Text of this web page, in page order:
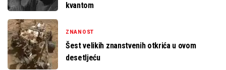
kvantom
ZNANOST
Šest velikih znanstvenih otkrića u ovom
desetljeću